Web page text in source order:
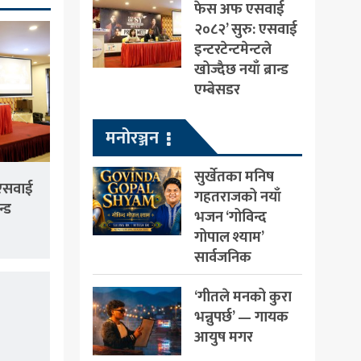
फेस अफ एसवाई
२०८२’ सुरु: एसवाई
इन्टरटेन्टमेन्टले
खोज्दैछ नयाँ ब्रान्ड
एम्बेसडर
मनोरञ्जन
सुर्खेतका मनिष
गहतराजको नयाँ
भजन ‘गोविन्द
गोपाल श्याम’
सार्वजनिक
‘गीतले मनको कुरा
भन्नुपर्छ’ — गायक
आयुष मगर